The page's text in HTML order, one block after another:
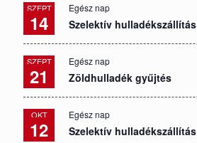
SZEPT
14
Egész nap
Szelektív hulladékszállítás
SZEPT
21
Egész nap
Zöldhulladék gyűjtés
OKT
12
Egész nap
Szelektív hulladékszállítás